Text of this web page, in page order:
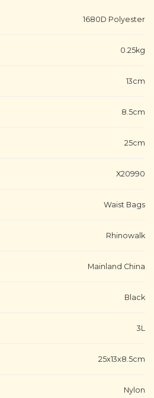
1680D Polyester
0.25kg
13cm
8.5cm
25cm
X20990
Waist Bags
Rhinowalk
Mainland China
Black
3L
25x13x8.5cm
Nylon